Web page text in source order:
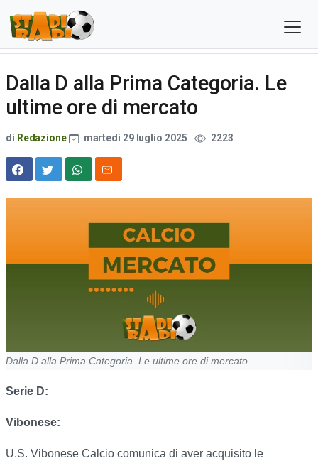
Dalla D alla Prima Categoria. Le
ultime ore di mercato
di Redazione martedì 29 luglio 2025 2223
Dalla D alla Prima Categoria. Le ultime ore di mercato
Serie D:
Vibonese:
U.S. Vibonese Calcio comunica di aver acquisito le